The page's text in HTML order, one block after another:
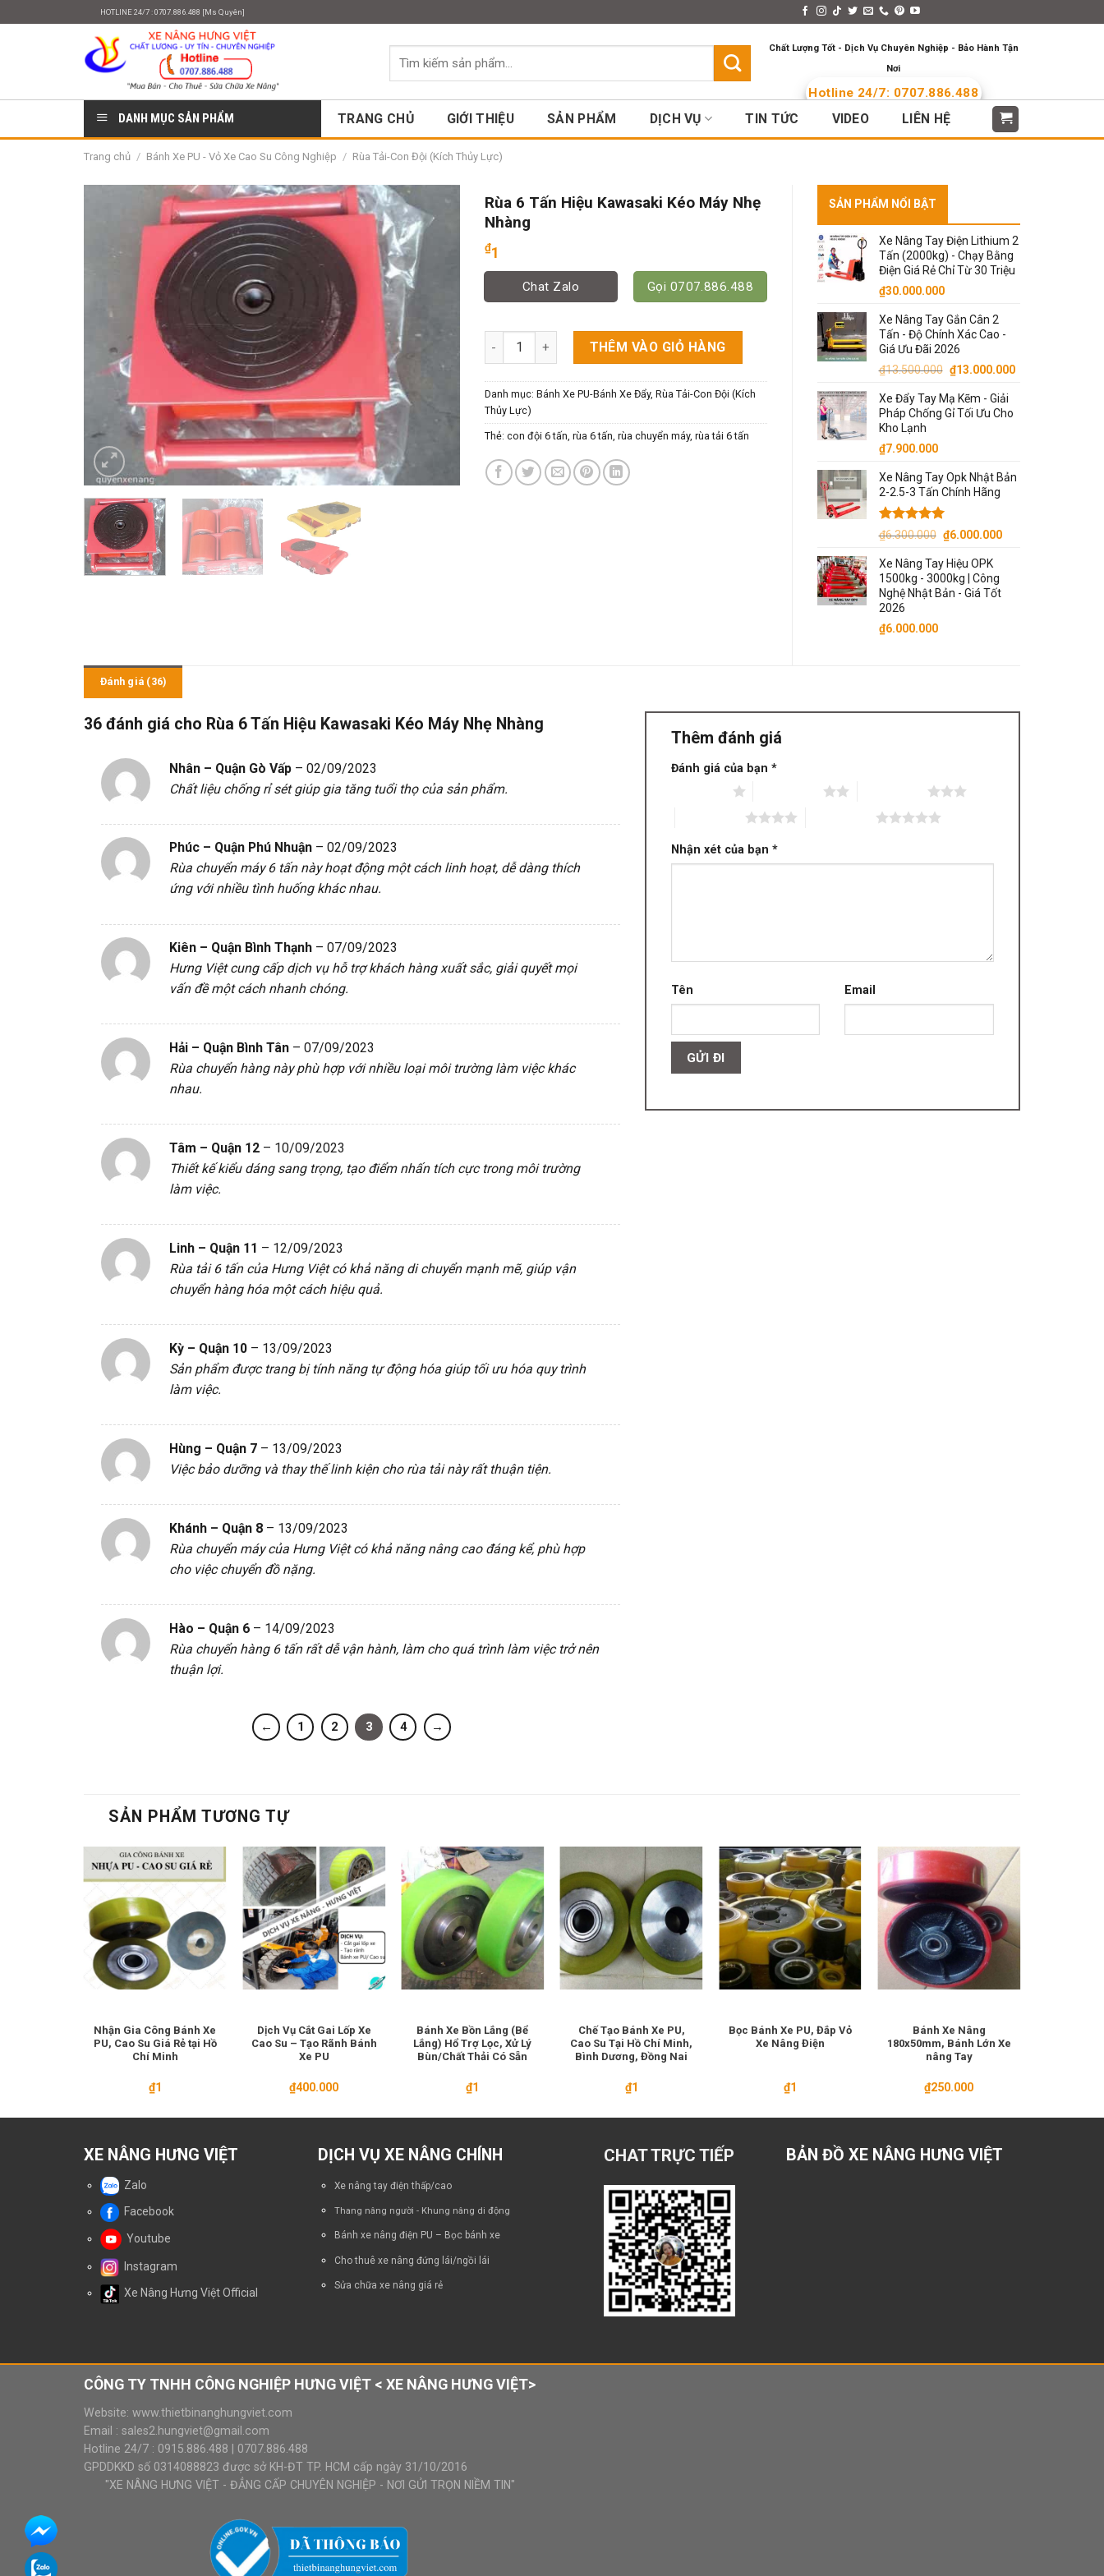
HOTLINE 24/7 : 0707.886.488 [Ms Quyên]
Tìm
Chất Lượng Tốt - Dịch Vụ Chuyên Nghiệp - Bảo Hành Tận
Nơi
Hotline 24/7: 0707.886.488
DANH MỤC SẢN PHẨM
TRANG CHỦ GIỚI THIỆU SẢN PHẨM DỊCH VỤ TIN TỨC VIDEO LIÊN HỆ
Trang chủ / Bánh Xe PU - Vỏ Xe Cao Su Công Nghiệp / Rùa Tải-Con Đội (Kích Thủy Lực)
Rùa 6 Tấn Hiệu Kawasaki Kéo Máy Nhẹ
Nhàng
₫1
Chat Zalo Gọi 0707.886.488
Rùa 6 Tấn Hiệu Kawasaki Kéo Máy Nhẹ Nhàng số lượng
THÊM VÀO GIỎ HÀNG
Danh mục: Bánh Xe PU-Bánh Xe Đẩy, Rùa Tải-Con Đội (Kích
Thủy Lực)
Thẻ: con đội 6 tấn rùa 6 tấn rùa chuyển máy, rùa tải 6 tấn
SẢN PHẨM NỔI BẬT
Xe Nâng Tay Điện Lithium 2
Tấn (2000kg) - Chạy Bằng
Điện Giá Rẻ Chỉ Từ 30 Triệu
₫30.000.000
Xe Nâng Tay Gắn Cân 2
Tấn - Độ Chính Xác Cao -
Giá Ưu Đãi 2026
₫13.500.000 Giá
là:
₫13.500.000.
₫13.000.000Giá
Xe Đẩy Tay Mạ Kẽm - Giải
Pháp Chống Gỉ Tối Ưu Cho
Kho Lạnh
₫7.900.000
Xe Nâng Tay Opk Nhật Bản
2-2.5-3 Tấn Chính Hãng
Được xếp
5 sao
₫6.300.000 Giá
là:
₫6.300.000.
₫6.000.000Giá
₫6.000.000.
Xe Nâng Tay Hiệu OPK
1500kg - 3000kg | Công
Nghệ Nhật Bản - Giá Tốt
2026
₫6.000.000
Đánh giá (36)
36 đánh giá cho Rùa 6 Tấn Hiệu Kawasaki Kéo Máy Nhẹ Nhàng
Nhân – Quận Gò Vấp – 02/09/2023
Chất liệu chống rỉ sét giúp gia tăng tuổi thọ của sản phẩm.
Phúc – Quận Phú Nhuận – 02/09/2023
Rùa chuyển máy 6 tấn này hoạt động một cách linh hoạt, dễ dàng thích
ứng với nhiều tình huống khác nhau.
Kiên – Quận Bình Thạnh – 07/09/2023
Hưng Việt cung cấp dịch vụ hỗ trợ khách hàng xuất sắc, giải quyết mọi
vấn đề một cách nhanh chóng.
Hải – Quận Bình Tân – 07/09/2023
Rùa chuyển hàng này phù hợp với nhiều loại môi trường làm việc khác
nhau.
Tâm – Quận 12 – 10/09/2023
Thiết kế kiểu dáng sang trọng, tạo điểm nhấn tích cực trong môi trường
làm việc.
Linh – Quận 11 – 12/09/2023
Rùa tải 6 tấn của Hưng Việt có khả năng di chuyển mạnh mẽ, giúp vận
chuyển hàng hóa một cách hiệu quả.
Kỳ – Quận 10 – 13/09/2023
Sản phẩm được trang bị tính năng tự động hóa giúp tối ưu hóa quy trình
làm việc.
Hùng – Quận 7 – 13/09/2023
Việc bảo dưỡng và thay thế linh kiện cho rùa tải này rất thuận tiện.
Khánh – Quận 8 – 13/09/2023
Rùa chuyển máy của Hưng Việt có khả năng nâng cao đáng kể, phù hợp
cho việc chuyển đồ nặng.
Hào – Quận 6 – 14/09/2023
Rùa chuyển hàng 6 tấn rất dễ vận hành, làm cho quá trình làm việc trở nên
thuận lợi.
← 1 2 3 4 →
Thêm đánh giá
Đánh giá của bạn *
Nhận xét của bạn *
Tên Email
SẢN PHẨM TƯƠNG TỰ
Nhận Gia Công Bánh Xe
PU, Cao Su Giá Rẻ tại Hồ
Chí Minh
₫1
Dịch Vụ Cắt Gai Lốp Xe
Cao Su – Tạo Rãnh Bánh
Xe PU
₫400.000
Bánh Xe Bồn Lắng (Bể
Lắng) Hổ Trợ Lọc, Xử Lý
Bùn/Chất Thải Có Sẵn
₫1
Chế Tạo Bánh Xe PU,
Cao Su Tại Hồ Chí Minh,
Bình Dương, Đồng Nai
₫1
Bọc Bánh Xe PU, Đắp Vỏ
Xe Nâng Điện
₫1
Bánh Xe Nâng
180x50mm, Bánh Lớn Xe
nâng Tay
₫250.000
XE NÂNG HƯNG VIỆT
Zalo
Facebook
Youtube
Instagram
Xe Nâng Hưng Việt Official
DỊCH VỤ XE NÂNG CHÍNH
Xe nâng tay điện thấp/cao
Thang nâng người - Khung nâng di động
Bánh xe nâng điện PU – Bọc bánh xe
Cho thuê xe nâng đứng lái/ngồi lái
Sửa chữa xe nâng giá rẻ
CHAT TRỰC TIẾP BẢN ĐỒ XE NÂNG HƯNG VIỆT
CÔNG TY TNHH CÔNG NGHIỆP HƯNG VIỆT < XE NÂNG HƯNG VIỆT>
Website: www.thietbinanghungviet.com
Email : sales2.hungviet@gmail.com
Hotline 24/7 : 0915.886.488
0707.886.488
GPDDKKD số 0314088823 được sở KH-ĐT TP. HCM cấp ngày 31/10/2016
"XE NÂNG HƯNG VIỆT - ĐẲNG CẤP CHUYÊN NGHIỆP - NƠI GỬI TRỌN NIỀM TIN"